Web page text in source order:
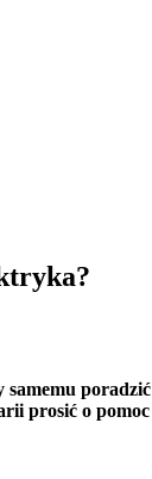
prosić o